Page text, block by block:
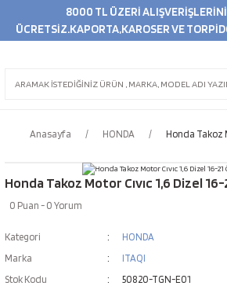
8000 TL ÜZERİ
ÜCRETSİZ.KAPORTA,KAROSER VE
Anasayfa HONDA Honda Takoz
Honda Takoz Motor Cıvıc 1,6 Dizel 16-
0 Puan - 0 Yorum
Kategori
HONDA
Marka
ITAQI
Stok Kodu
50820-TGN-E01